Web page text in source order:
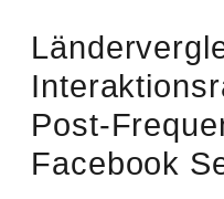
Post-
Facebook